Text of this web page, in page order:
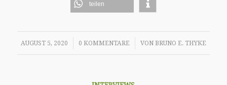
teilen
AUGUST 5, 2020
/ 0 KOMMENTARE
/ VON BRUNO E. THYKE